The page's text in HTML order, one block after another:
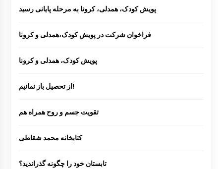
پویش کودک، همدلی، کرونا به مرحله پایانی رسید
فراخوان شرکت در پویش کودک،همدلی و کرونا
پویش کودک، همدلی و کرونا
از تحصیل باز نمانیم!
تقویت جسم و روح همراه هم
کتابخانه محمد شقاطی
تابستان خود را چگونه گذراندید؟